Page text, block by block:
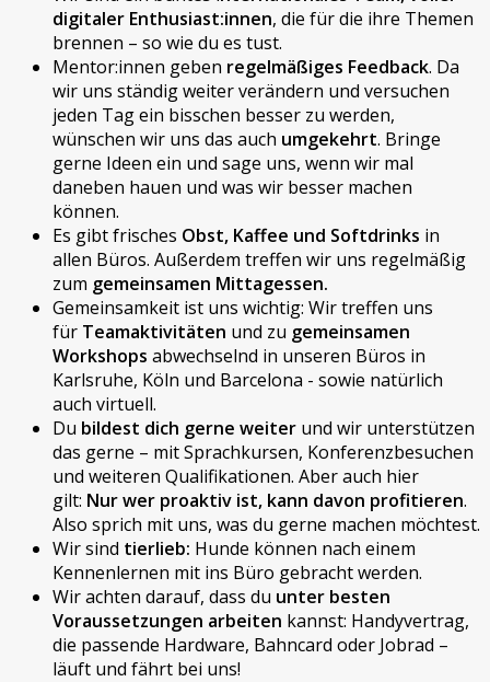
digitaler Enthusiast:innen, die für die ihre Themen
brennen – so wie du es tust.
Mentor:innen geben regelmäßiges Feedback. Da
wir uns ständig weiter verändern und versuchen
jeden Tag ein bisschen besser zu werden,
wünschen wir uns das auch umgekehrt. Bringe
gerne Ideen ein und sage uns, wenn wir mal
daneben hauen und was wir besser machen
können.
Es gibt frisches Obst, Kaffee und Softdrinks in
allen Büros. Außerdem treffen wir uns regelmäßig
zum gemeinsamen Mittagessen.
Gemeinsamkeit ist uns wichtig: Wir treffen uns
für Teamaktivitäten und zu gemeinsamen
Workshops abwechselnd in unseren Büros in
Karlsruhe, Köln und Barcelona - sowie natürlich
auch virtuell.
Du bildest dich gerne weiter und wir unterstützen
das gerne – mit Sprachkursen, Konferenzbesuchen
und weiteren Qualifikationen. Aber auch hier
gilt: Nur wer proaktiv ist, kann davon profitieren.
Also sprich mit uns, was du gerne machen möchtest.
Wir sind tierlieb: Hunde können nach einem
Kennenlernen mit ins Büro gebracht werden.
Wir achten darauf, dass du unter besten
Voraussetzungen arbeiten kannst: Handyvertrag,
die passende Hardware, Bahncard oder Jobrad –
läuft und fährt bei uns!